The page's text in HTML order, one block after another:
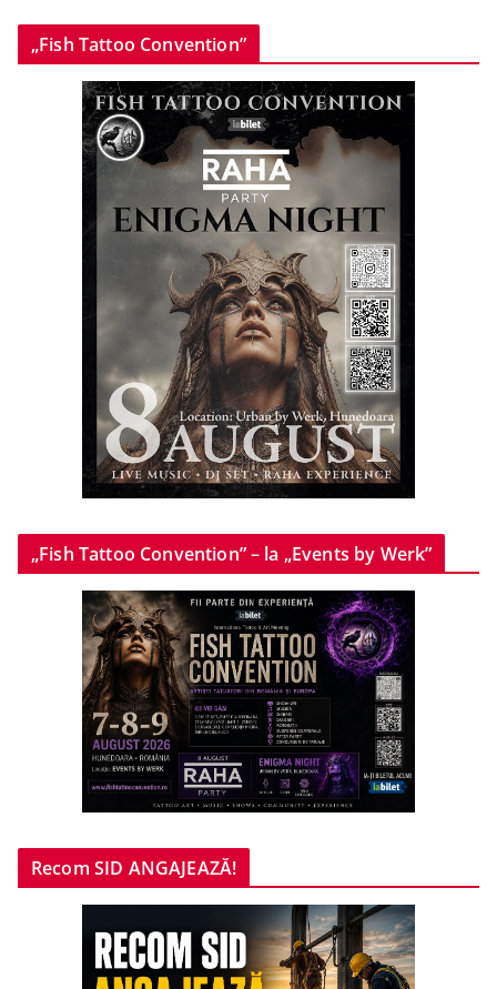
„Fish Tattoo Convention”
„Fish Tattoo Convention” – la „Events by Werk”
Recom SID ANGAJEAZĂ!